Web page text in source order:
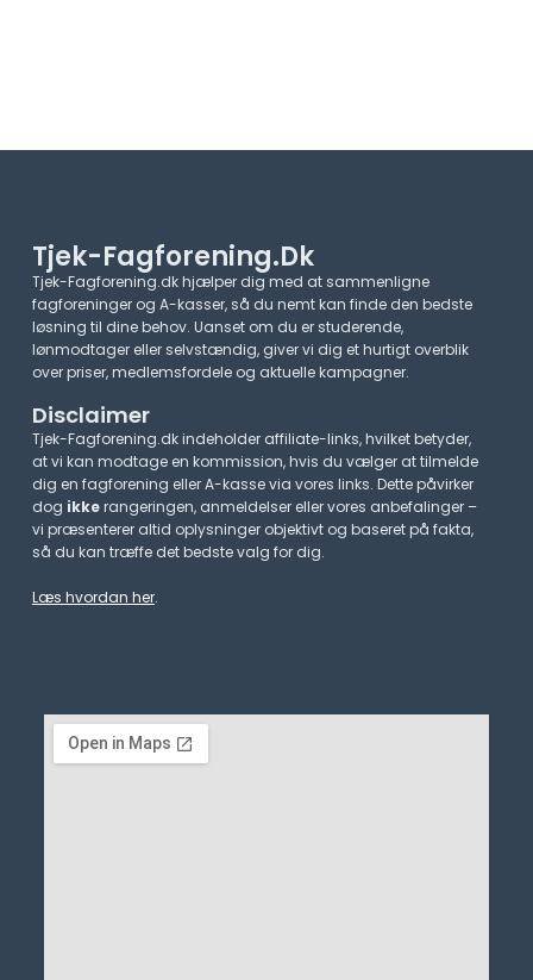
Tjek-Fagforening.dk
Tjek-Fagforening.dk hjælper dig med at sammenligne
fagforeninger og A-kasser, så du nemt kan finde den bedste
løsning til dine behov. Uanset om du er studerende,
lønmodtager eller selvstændig, giver vi dig et hurtigt overblik
over priser, medlemsfordele og aktuelle kampagner.​
Disclaimer
Tjek-Fagforening.dk indeholder affiliate-links, hvilket betyder,
at vi kan modtage en kommission, hvis du vælger at tilmelde
dig en fagforening eller A-kasse via vores links. Dette påvirker
dog ikkerangeringen, anmeldelser eller vores anbefalinger –
vi præsenterer altid oplysninger objektivt og baseret på fakta,
så du kan træffe det bedste valg for dig.
Læs hvordan her.